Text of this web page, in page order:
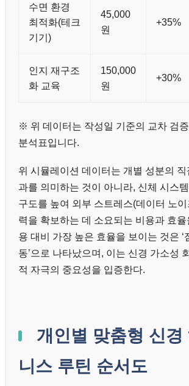
수면 환경
최적화(테크
기기)
45,000
원
+35%
인지 재구조
화 교육
150,000
원
+30%
※ 위 데이터는 작성일 기준의 교차 검
분석표입니다.
위 시뮬레이션 데이터는 개별 성분의 직
과를 의미하는 것이 아니라, 신체 시스
구도를 높여 외부 스트레스(데이터 노
력을 확보하는 데 소요되는 비용과 효율
용 대비 가장 높은 효율을 보이는 것은 ‘
동’으로 나타났으며, 이는 신경 가소성
적 자극의 중요성을 입증한다.
개인별 맞춤형 신경
니스 루틴 순서도